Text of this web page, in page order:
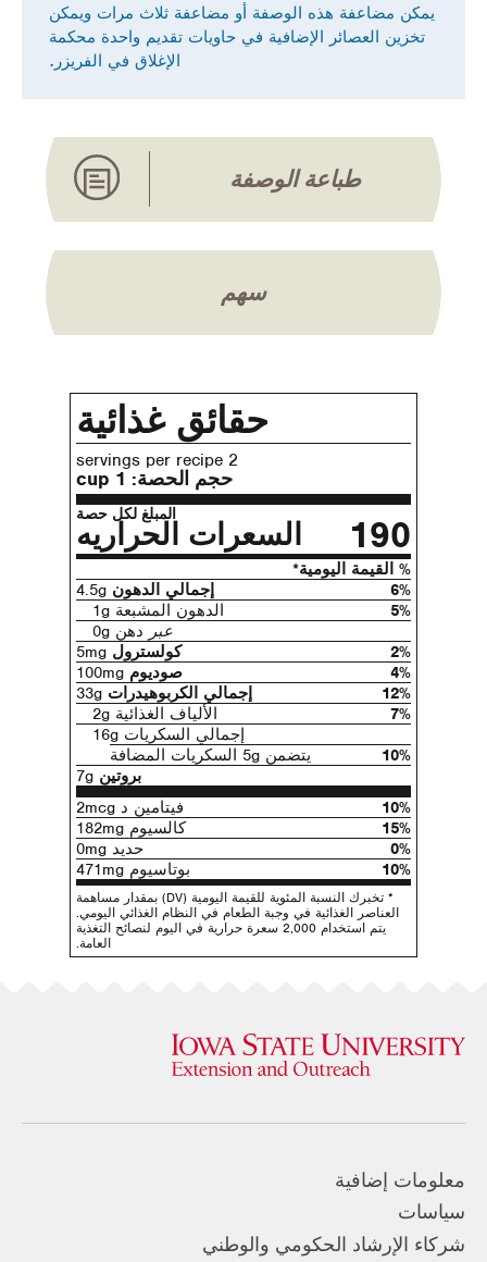
يمكن مضاعفة هذه الوصفة أو مضاعفة ثلاث مرات ويمكن
تخزين العصائر الإضافية في حاويات تقديم واحدة محكمة
الإغلاق في الفريزر.
طباعة الوصفة
سهم
حقائق غذائية
2 servings per recipe
حجم الحصة: 1 cup
المبلغ لكل حصة
السعرات الحراريه 190
% القيمة اليومية*
إجمالي الدهون
6%
الدهون المشبعة 1g
5%
عبر دهن 0g
كولسترول
2%
صوديوم
4%
إجمالي الكربوهيدرات
12%
الألياف الغذائية 2g
7%
إجمالي السكريات 16g
يتضمن 5g السكريات المضافة
10%
بروتين
فيتامين د 2mcg
10%
كالسيوم 182mg
15%
حديد 0mg
0%
بوتاسيوم 471mg
10%
* تخبرك النسبة المئوية للقيمة اليومية (DV) بمقدار مساهمة
العناصر الغذائية في وجبة الطعام في النظام الغذائي اليومي.
يتم استخدام 2,000 سعرة حرارية في اليوم لنصائح التغذية
العامة.
معلومات إضافية
سياسات
شركاء الإرشاد الحكومي والوطني